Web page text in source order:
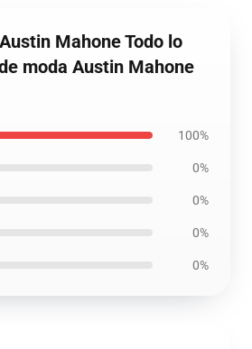
Mahone Todo lo
moda Austin Mahone
100%
0%
0%
0%
0%